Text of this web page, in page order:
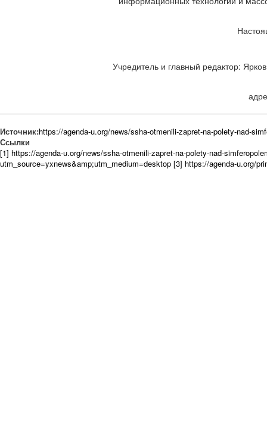
Учредитель и главный редактор:
Источник:https://agenda-u.org/news/ssha-otmenili-zapret-na-polety-nad-
Ссылки
[1] https://agenda-u.org/news/ssha-otmenili-zapret-na-polety-nad-
utm_source=yxnews&amp;utm_medium=desktop [3] https://agenda-u.org/